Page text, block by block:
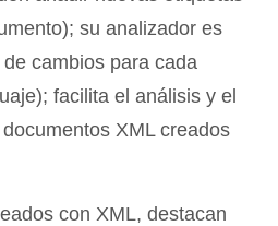
su analizador es
cambios para cada
facilita el análisis y el
XML creados
con XML, destacan